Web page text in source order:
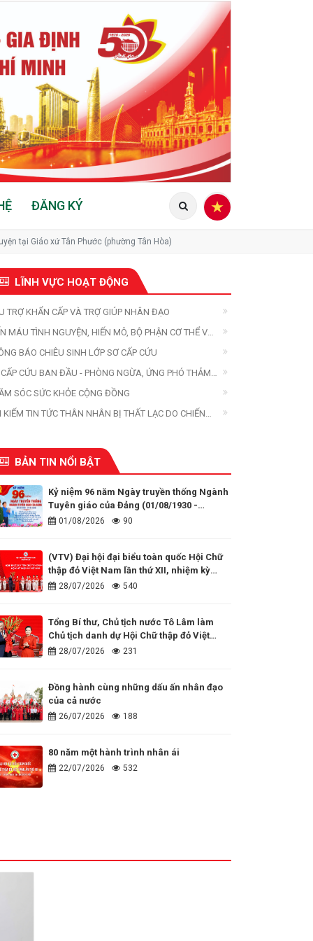
ĐĂNG KÝ
tại Giáo xứ Tân Phước (phường Tân Hòa)
LĨNH VỰC HOẠT ĐỘNG
TRỢ KHẨN CẤP VÀ TRỢ GIÚP NHÂN ĐẠO
MÁU TÌNH NGUYỆN, HIẾN MÔ, BỘ PHẬN CƠ THỂ VÀ
XÁC
BÁO CHIÊU SINH LỚP SƠ CẤP CỨU
CỨU BAN ĐẦU - PHÒNG NGỪA, ỨNG PHÓ THẢM
SÓC SỨC KHỎE CỘNG ĐỒNG
KIẾM TIN TỨC THÂN NHÂN BỊ THẤT LẠC DO CHIẾN
BẢN TIN NỔI BẬT
Kỷ niệm 96 năm Ngày truyền thống Ngành
Tuyên giáo của Đảng (01/08/1930 -
01/08/2026)
01/08/2026 90
(VTV) Đại hội đại biểu toàn quốc Hội Chữ
thập đỏ Việt Nam lần thứ XII, nhiệm kỳ
2026 - 2031
28/07/2026 540
Tổng Bí thư, Chủ tịch nước Tô Lâm làm
Chủ tịch danh dự Hội Chữ thập đỏ Việt
Nam28/07/2026 231
Đồng hành cùng những dấu ấn nhân đạo
của cả nước
26/07/2026 188
80 năm một hành trình nhân ái
22/07/2026 532